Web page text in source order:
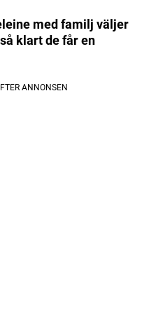
med familj väljer
klart de får en